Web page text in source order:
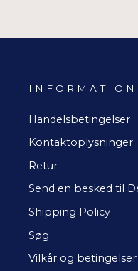
INFORMATION
Handelsbetingelser
Kontaktoplysninger
Retur
Send en besked til
Shipping Policy
Søg
Vilkår og betingelser